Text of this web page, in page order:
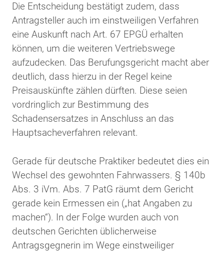
Die Entscheidung bestätigt zudem, dass
Antragsteller auch im einstweiligen Verfahren
eine Auskunft nach Art. 67 EPGÜ erhalten
können, um die weiteren Vertriebswege
aufzudecken. Das Berufungsgericht macht aber
deutlich, dass hierzu in der Regel keine
Preisauskünfte zählen dürften. Diese seien
vordringlich zur Bestimmung des
Schadensersatzes in Anschluss an das
Hauptsacheverfahren relevant.
Gerade für deutsche Praktiker bedeutet dies ein
Wechsel des gewohnten Fahrwassers. § 140b
Abs. 3 iVm. Abs. 7 PatG räumt dem Gericht
gerade kein Ermessen ein („hat Angaben zu
machen“). In der Folge wurden auch von
deutschen Gerichten üblicherweise
Antragsgegnerin im Wege einstweiliger